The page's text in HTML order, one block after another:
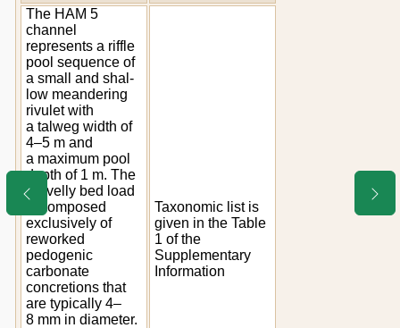
The HAM 5
channel
represents a riffle
pool sequence of
a small and shal-
low meandering
rivulet with
a talweg width of
4–5 m and
a maximum pool
depth of 1 m. The
gravelly bed load
is composed
exclusively of
reworked
pedogenic
carbonate
concretions that
are typically 4–
8 mm in diameter.
Taxonomic list is
given in the Table
1 of the
Supplementary
Information